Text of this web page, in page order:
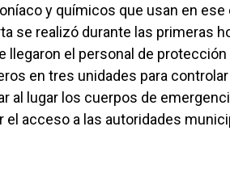
y químicos que usan en
se realizó durante las primeras
llegaron el personal de
en tres unidades para
al lugar los cuerpos de
el acceso a las autoridades